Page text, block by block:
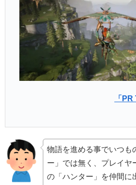
「PR
物語を進める事でいつも
ー」では無く、プレイヤ
の「ハンター」を仲間に